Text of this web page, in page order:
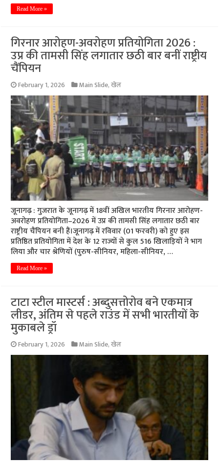
Read More »
गिरनार आरोहण-अवरोहण प्रतियोगिता 2026 :
उप्र की तामसी सिंह लगातार छठी बार बनीं राष्ट्रीय
चैंपियन
February 1, 2026 Main Slide,खेल
जूनागढ़ : गुजरात के जूनागढ़ में 18वीं अखिल भारतीय गिरनार आरोहण-
अवरोहण प्रतियोगिता–2026 में उप्र की तामसी सिंह लगातार छठी बार
राष्ट्रीय चैंपियन बनी हैं।जूनागढ़ में रविवार (01 फरवरी) को हुए इस
प्रतिष्ठित प्रतियोगिता में देश के 12 राज्यों से कुल 516 खिलाड़ियों ने भाग
लिया और चार श्रेणियों (पुरुष-सीनियर, महिला-सीनियर, …
Read More »
टाटा स्टील मास्टर्स : अब्दुसत्तोरोव बने एकमात्र
लीडर, अंतिम से पहले राउंड में सभी भारतीयों के
मुकाबले ड्रॉ
February 1, 2026 Main Slide,खेल